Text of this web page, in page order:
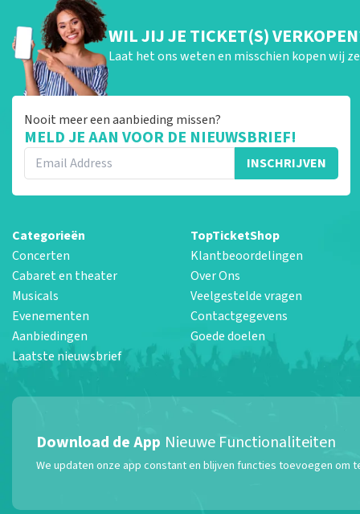
WIL JIJ JE TICKET(S)
Laat het ons weten en misschien kopen wij
Nooit meer een aanbieding missen?
MELD JE AAN VOOR DE NIEUWSBRIEF!
INSCHRIJVEN
Categorieën
Concerten
Cabaret en theater
Musicals
Evenementen
Aanbiedingen
Laatste nieuwsbrief
TopTicketShop
Klantbeoordelingen
Over Ons
Veelgestelde vragen
Contactgegevens
Goede doelen
Download de App Nieuwe Functionaliteiten
We updaten onze app constant en blijven functies toevoegen om